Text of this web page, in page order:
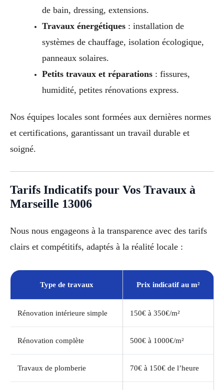
de bain, dressing, extensions.
Travaux énergétiques: installation de
systèmes de chauffage, isolation écologique,
panneaux solaires.
Petits travaux et réparations: fissures,
humidité, petites rénovations express.
Nos équipes locales sont formées aux dernières normes
et certifications, garantissant un travail durable et
soigné.
Tarifs Indicatifs pour Vos Travaux à
Marseille 13006
Nous nous engageons à la transparence avec des tarifs
clairs et compétitifs, adaptés à la réalité locale :
Type de travaux Prix indicatif au m²
Rénovation intérieure simple 150€ à 350€/m²
Rénovation complète 500€ à 1000€/m²
Travaux de plomberie 70€ à 150€ de l’heure